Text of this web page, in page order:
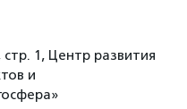
1, Центр развития
и